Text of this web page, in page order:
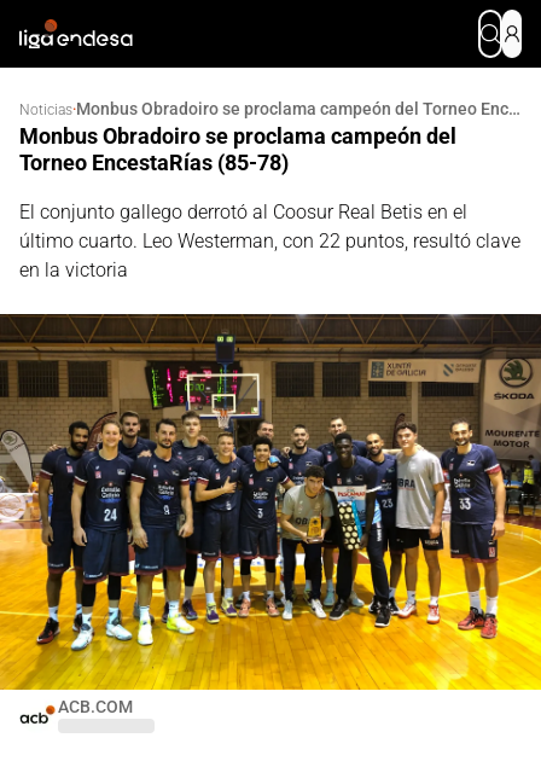
Noticias· Monbus Obradoiro se proclama campeón del Torneo EncestaRías (85-78)
Monbus Obradoiro se proclama campeón del
Torneo EncestaRías (85-78)
El conjunto gallego derrotó al Coosur Real Betis en el
último cuarto. Leo Westerman, con 22 puntos, resultó clave
en la victoria
ACB.COM